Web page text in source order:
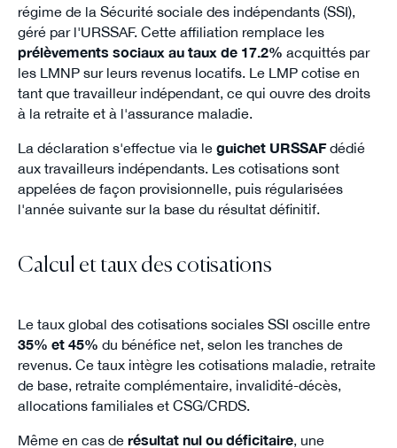
régime de la Sécurité sociale des indépendants (SSI),
géré par l'URSSAF. Cette affiliation remplace les
prélèvements sociaux au taux de 17.2% acquittés par
les LMNP sur leurs revenus locatifs. Le LMP cotise en
tant que travailleur indépendant, ce qui ouvre des droits
à la retraite et à l'assurance maladie.
La déclaration s'effectue via le guichet URSSAFdédié
aux travailleurs indépendants. Les cotisations sont
appelées de façon provisionnelle, puis régularisées
l'année suivante sur la base du résultat définitif.
Calcul et taux des cotisations
Le taux global des cotisations sociales SSI oscille entre
35% et 45% du bénéfice net, selon les tranches de
revenus. Ce taux intègre les cotisations maladie, retraite
de base, retraite complémentaire, invalidité-décès,
allocations familiales et CSG/CRDS.
Même en cas de résultat nul ou déficitaire, une